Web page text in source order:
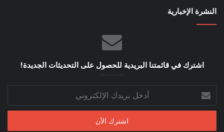
النشرة الإخبارية
اشترك في قائمتنا البريدية للحصول على التحديثات الجديدة!
أدخل
بريدك
الإلكتروني